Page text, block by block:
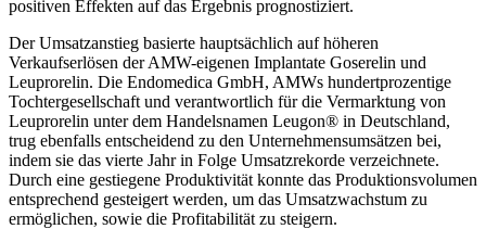
positiven Effekten auf das Ergebnis prognostiziert.
Der Umsatzanstieg basierte hauptsächlich auf höheren
Verkaufserlösen der AMW-eigenen Implantate Goserelin und
Leuprorelin. Die Endomedica GmbH, AMWs hundertprozentige
Tochtergesellschaft und verantwortlich für die Vermarktung von
Leuprorelin unter dem Handelsnamen Leugon® in Deutschland,
trug ebenfalls entscheidend zu den Unternehmensumsätzen bei,
indem sie das vierte Jahr in Folge Umsatzrekorde verzeichnete.
Durch eine gestiegene Produktivität konnte das Produktionsvolumen
entsprechend gesteigert werden, um das Umsatzwachstum zu
ermöglichen, sowie die Profitabilität zu steigern.